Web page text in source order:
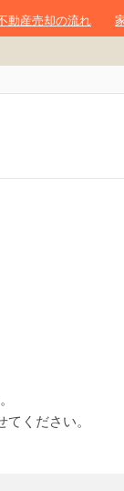
動産売却の流れ
ください。